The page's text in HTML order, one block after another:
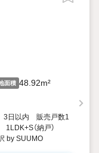
面積 48.92m²
3日以内 販売戸数1
（納戸）
by SUUMO